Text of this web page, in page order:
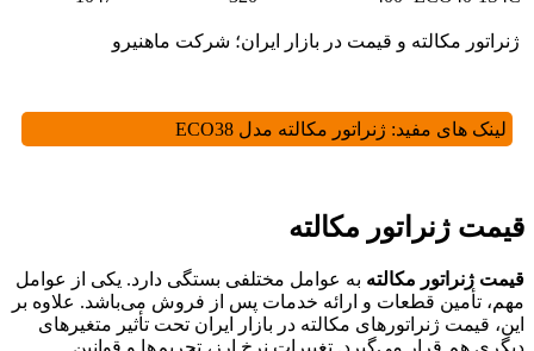
ژنراتور مکالته و قیمت در بازار ایران؛ شرکت ماهنیرو
لینک های مفید: ژنراتور مکالته مدل ECO38
قیمت ژنراتور مکالته
قیمت ژنراتور مکالته به عوامل مختلفی بستگی دارد. یکی از عوامل
مهم، تأمین قطعات و ارائه خدمات پس از فروش می‌باشد. علاوه بر
این، قیمت ژنراتورهای مکالته در بازار ایران تحت تأثیر متغیرهای
دیگری هم قرار می‌گیرد. تغییرات نرخ ارز، تحریم‌ها و قوانین